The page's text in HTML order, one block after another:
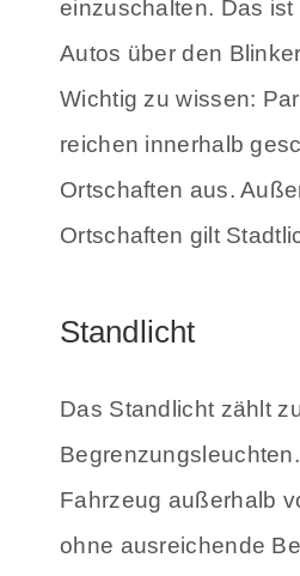
einzuschalten. Das ist
Autos über den
Wichtig zu wissen:
reichen innerhalb
Ortschaften aus.
Ortschaften gilt
Standlicht
Das Standlicht zählt
Fahrzeug außerhalb
ohne ausreichende